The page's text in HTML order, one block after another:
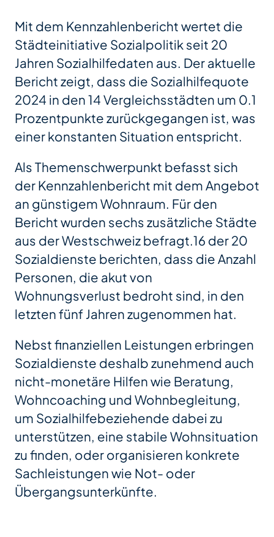
Mit dem Kennzahlenbericht wertet die
Städteinitiative Sozialpolitik seit 20
Jahren Sozialhilfedaten aus. Der aktuelle
Bericht zeigt, dass die Sozialhilfequote
2024 in den 14 Vergleichsstädten um 0.1
Prozentpunkte zurückgegangen ist, was
einer konstanten Situation entspricht.
Als Themenschwerpunkt befasst sich
der Kennzahlenbericht mit dem Angebot
an günstigem Wohnraum. Für den
Bericht wurden sechs zusätzliche Städte
aus der Westschweiz befragt.16 der 20
Sozialdienste berichten, dass die Anzahl
Personen, die akut von
Wohnungsverlust bedroht sind, in den
letzten fünf Jahren zugenommen hat.
Nebst finanziellen Leistungen erbringen
Sozialdienste deshalb zunehmend auch
nicht-monetäre Hilfen wie Beratung,
Wohncoaching und Wohnbegleitung,
um Sozialhilfebeziehende dabei zu
unterstützen, eine stabile Wohnsituation
zu finden, oder organisieren konkrete
Sachleistungen wie Not- oder
Übergangsunterkünfte.